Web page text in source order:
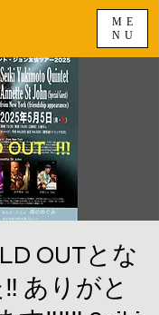
ME
NU
OUTとな
ありがと